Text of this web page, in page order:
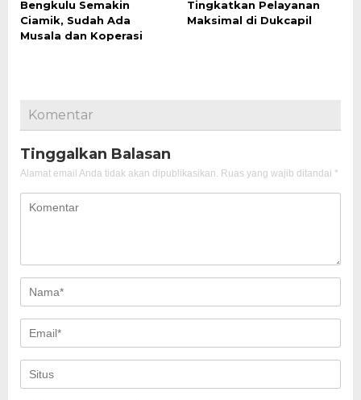
Bengkulu Semakin
Ciamik, Sudah Ada
Musala dan Koperasi
Tingkatkan Pelayanan
Maksimal di Dukcapil
Komentar
Tinggalkan Balasan
Alamat email Anda tidak akan dipublikasikan. Ruas yang wajib ditandai *